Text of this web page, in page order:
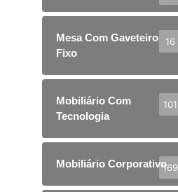
Mesa Com Gaveteiro
Fixo
16
Mobiliário Com
Tecnologia
101
Mobiliário Corporativo169